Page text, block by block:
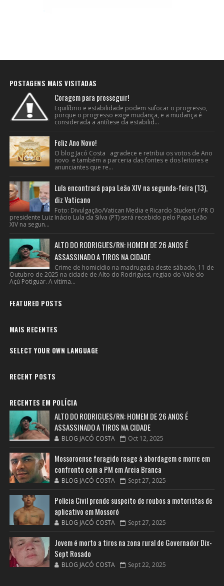
POSTAGENS MAIS VISITADAS
Coragem para prosseguir!
Equilíbrio e estabilidade podem sufocar o progresso,
porque o progresso exige mudança, e a mudança é
considerada a antítese da estabilid...
Feliz Ano Novo!
O blog Jacó Costa agradece e retribui os votos de Ano
novo e também a parceria das fontes e dos leitores e
anunciantes que re...
Lula encontrará papa Leão XIV na segunda-feira (13),
diz Vaticano
Foto: Divulgação/Vatican Media e Ricardo Stuckert / PR O
presidente Luiz Inácio Lula da Silva (PT) será recebido pelo Papa Leão
XIV na segun...
ALTO DO RODRIGUES/RN: HOMEM DE 26 ANOS É
ASSASSINADO A TIROS NA CIDADE
Crime de homicídio na madrugada deste sábado, 11 de
Outubro de 2025 na cidade de Alto do Rodrigues, regiao do Vale do
Açú Potiguar. A vítima...
FEATURED POSTS
MAIS RECENTES
SELECT YOUR OWN LANGUAGE
RECENT POSTS
RECENTES EM POLÍCIA
ALTO DO RODRIGUES/RN: HOMEM DE 26 ANOS É
ASSASSINADO A TIROS NA CIDADE
BLOG JACÓ COSTA Oct 12, 2025
Mossoroense foragido reage à abordagem e morre em
confronto com a PM em Areia Branca
BLOG JACÓ COSTA Sept 27, 2025
Polícia Civil prende suspeito de roubos a motoristas de
aplicativo em Mossoró
BLOG JACÓ COSTA Sept 27, 2025
Jovem é morto a tiros na zona rural de Governador Dix-
Sept Rosado
BLOG JACÓ COSTA Sept 22, 2025